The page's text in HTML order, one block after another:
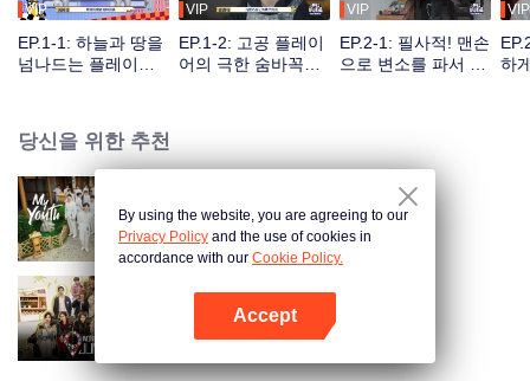
VIP
EP.1-1: 하늘과 땅을
넘나드는 플레이어
VIP
EP.1-2: 고공 플레이
어의 극한 숨바꼭질,
VIP
EP.2-1: 필사적! 맨손
으로 변소를 파서 숨
VIP
하
당신을 위한 추천
My Youth
원더랜드 주니어 S4
By using the website, you are agreeing to our
Privacy Policy and the use of cookies in
accordance with our Cookie Policy.
Accept